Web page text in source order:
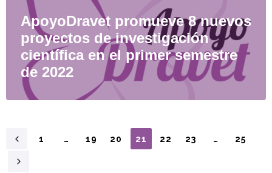
ApoyoDravet promueve 8 nuevos
proyectos de investigación
científica en el primer semestre
de 2022
1 … 19 20 21 22 23 … 25